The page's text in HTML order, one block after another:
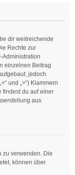
dir weitreichende
Rechte zur
Administration
einzelnen Beitrag
jedoch
und „>“) Klammern
findest du auf einer
aus
zu verwenden. Die
können über